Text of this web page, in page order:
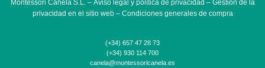
Montessori Canela S.L. – Aviso legal y política de privacidad – Gestión de la
privacidad en el sitio web– Condiciones generales de compra
(+34) 657 47 28 73
(+34) 930 114 700
canela@montessoricanela.es